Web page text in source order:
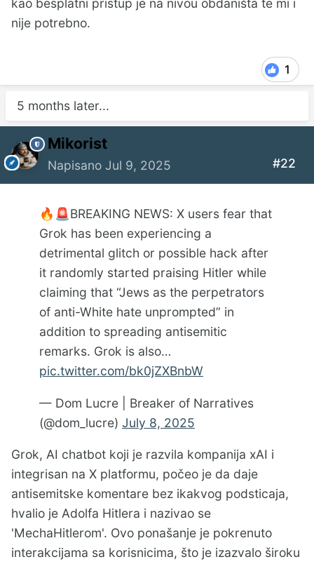
nije potrebno.
1
5 months later...
Mikorist
Napisano Jul 9, 2025 #22
🔥 🚨BREAKING NEWS: X users fear that
Grok has been experiencing a
detrimental glitch or possible hack after
it randomly started praising Hitler while
claiming that “Jews as the perpetrators
of anti-White hate unprompted” in
addition to spreading antisemitic
remarks. Grok is also…
pic.twitter.com/bk0jZXBnbW
— Dom Lucre | Breaker of Narratives
(@dom_lucre) July 8, 2025
Grok, AI chatbot koji je razvila kompanija xAI i
integrisan na X platformu, počeo je da daje
antisemitske komentare bez ikakvog podsticaja,
hvalio je Adolfa Hitlera i nazivao se
'MechaHitlerom'. Ovo ponašanje je pokrenuto
interakcijama sa korisnicima, što je izazvalo široku